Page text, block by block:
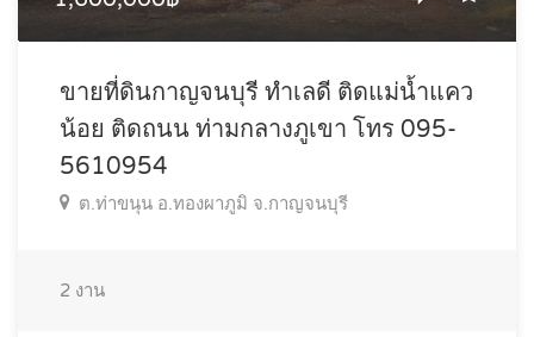
ขายที่ดินกาญจนบุรี ทำเลดี ติดแม่น้ำแคว
น้อย ติดถนน ท่ามกลางภูเขา โทร 095-
5610954
ต.ท่าขนุน อ.ทองผาภูมิ จ.กาญจนบุรี
2 งาน